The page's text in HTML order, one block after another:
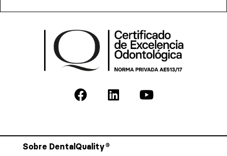
Sobre DentalQuality®